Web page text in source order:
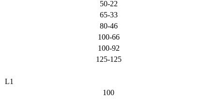
50-22
65-33
80-46
100-66
100-92
125-125
L1
100